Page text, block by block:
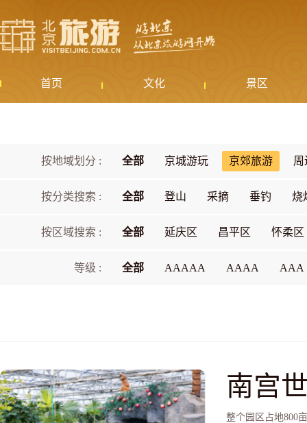
首页 文化 景区
按地域划分 : 全部 京城游玩 京郊旅游 周
按分类搜索 : 全部 登山 采摘 垂钓 烧
按区域搜索 : 全部 延庆区 昌平区 怀柔区
等级 : 全部 AAAAA AAAA AAA
南宫
整个园区占地800